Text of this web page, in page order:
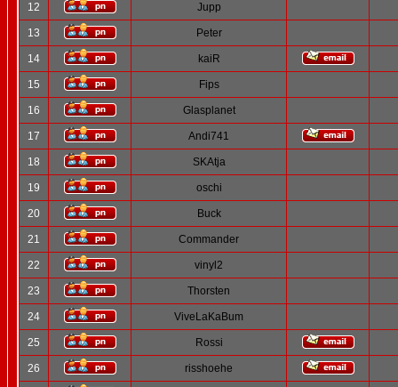
12 Jupp
13 Peter
14 kaiR
15 Fips
16 Glasplanet
17 Andi741
18 SKAtja
19 oschi
20 Buck
21 Commander
22 vinyl2
23 Thorsten
24 ViveLaKaBum
25 Rossi
26 risshoehe